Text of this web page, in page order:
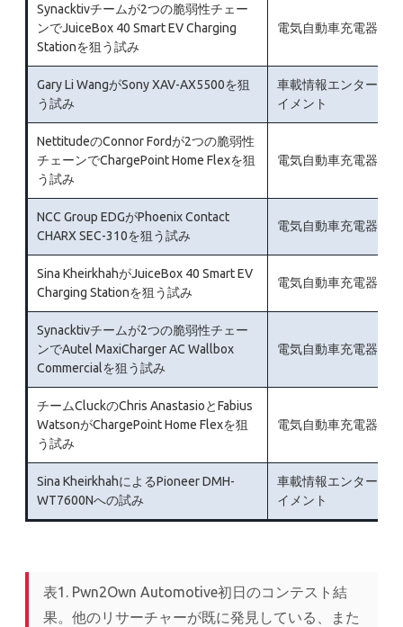
Synacktivチームが2つの脆弱性チェー
ンでJuiceBox 40 Smart EV Charging
Stationを狙う試み
電気自動車充電器
Gary Li WangがSony XAV-AX5500を狙
う試み
車載情報エンターテ
イメント
NettitudeのConnor Fordが2つの脆弱性
チェーンでChargePoint Home Flexを狙
う試み
電気自動車充電器
NCC Group EDGがPhoenix Contact
CHARX SEC-310を狙う試み
電気自動車充電器
Sina KheirkhahがJuiceBox 40 Smart EV
Charging Stationを狙う試み
電気自動車充電器
Synacktivチームが2つの脆弱性チェー
ンでAutel MaxiCharger AC Wallbox
Commercialを狙う試み
電気自動車充電器
チームCluckのChris AnastasioとFabius
WatsonがChargePoint Home Flexを狙
う試み
電気自動車充電器
Sina KheirkhahによるPioneer DMH-
WT7600Nへの試み
車載情報エンターテ
イメント
表1. Pwn2Own Automotive初日のコンテスト結
果。他のリサーチャーが既に発見している、また